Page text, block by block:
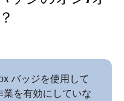
バッジを使用して
を有効にしていな